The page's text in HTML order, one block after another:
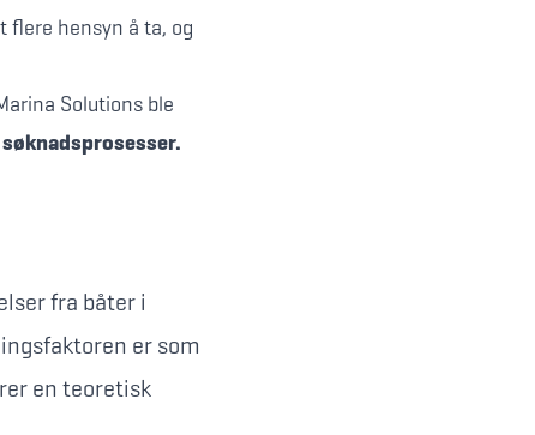
flere hensyn å ta, og
Solutions ble
fra båter i
er som
en teoretisk